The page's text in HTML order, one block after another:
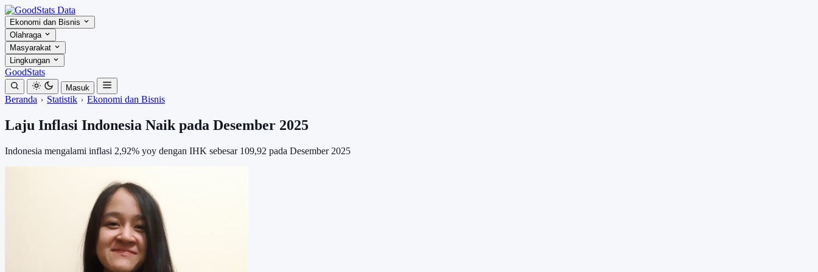
Ekonomi dan Bisnis
Olahraga
Masyarakat
Lingkungan
GoodStats
Masuk
Beranda Statistik Ekonomi dan Bisnis
Laju Inflasi Indonesia Naik pada Desember 2025
Indonesia mengalami inflasi 2,92% yoy dengan IHK sebesar 109,92 pada Desember 2025